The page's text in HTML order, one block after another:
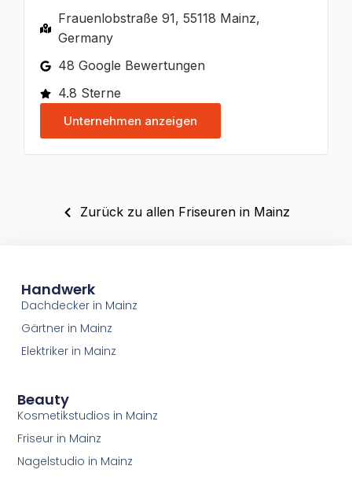
Frauenlobstraße 91, 55118 Mainz,
Germany
48 Google Bewertungen
4.8 Sterne
Unternehmen anzeigen
Zurück zu allen Friseuren in Mainz
Handwerk
Dachdecker in Mainz
Gärtner in Mainz
Elektriker in Mainz
Beauty
Kosmetikstudios in Mainz
Friseur in Mainz
Nagelstudio in Mainz